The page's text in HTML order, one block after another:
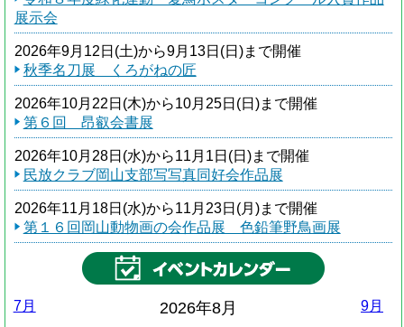
展示会
2026年9月12日(土)から9月13日(日)まで開催
秋季名刀展 くろがねの匠
2026年10月22日(木)から10月25日(日)まで開催
第６回 昂叡会書展
2026年10月28日(水)から11月1日(日)まで開催
民放クラブ岡山支部写写真同好会作品展
2026年11月18日(水)から11月23日(月)まで開催
第１６回岡山動物画の会作品展 色鉛筆野鳥画展
7月 2026年8月 9月